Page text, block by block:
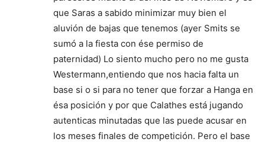
que Saras a sabido minimizar muy bien el
aluvión de bajas que tenemos (ayer Smits se
sumó a la fiesta con ése permiso de
paternidad) Lo siento mucho pero no me gusta
Westermann,entiendo que nos hacia falta un
base si o si para no tener que forzar a Hanga en
ésa posición y por que Calathes está jugando
autenticas minutadas que las puede acusar en
los meses finales de competición. Pero el base